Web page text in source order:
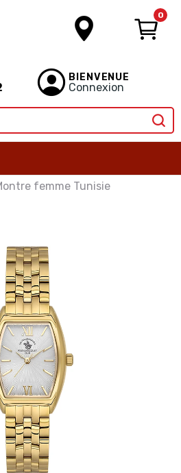
0
BIENVENUE
Connexion
femme Tunisie